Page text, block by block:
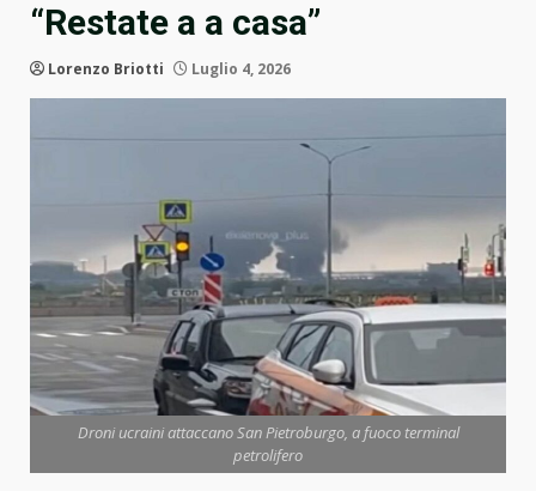
“Restate a a casa”
Lorenzo Briotti Luglio 4, 2026
Droni ucraini attaccano San Pietroburgo, a fuoco terminal
petrolifero